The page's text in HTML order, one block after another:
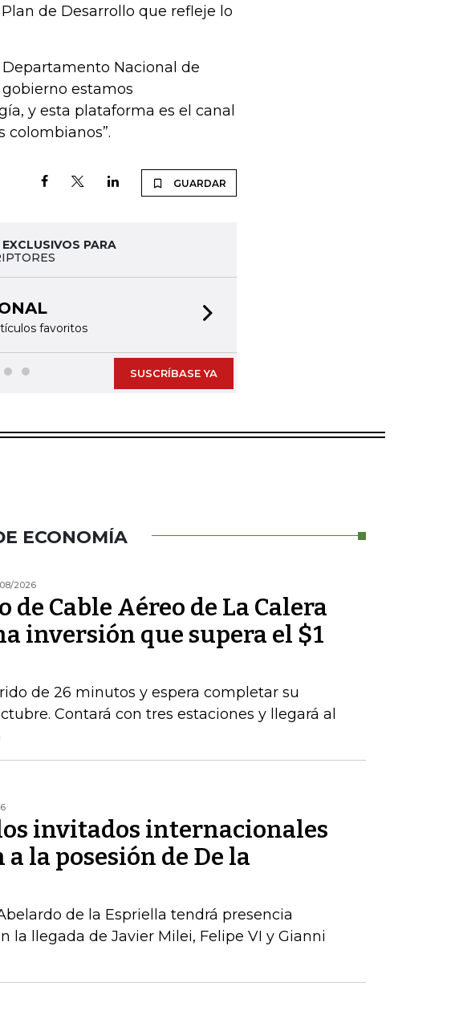
de Desarrollo que refleje lo
Nacional de
estamos
y esta plataforma es el canal
colombianos”.
GUARDAR
PARA
favoritos
SUSCRÍBASE YA
ECONOMÍA
2026
de Cable Aéreo de La Calera
inversión que supera el $1
de 26 minutos y espera completar su
Contará con tres estaciones y llegará al
invitados internacionales
la posesión de De la
de la Espriella tendrá presencia
la llegada de Javier Milei, Felipe VI y Gianni